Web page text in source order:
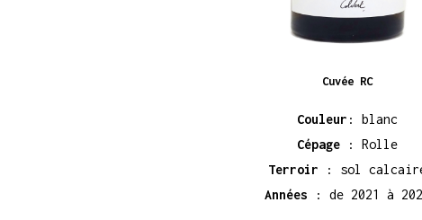
Cuvée RC
Couleur : blanc
Cépage : Rolle
Terroir : sol
Années : de 2021 à